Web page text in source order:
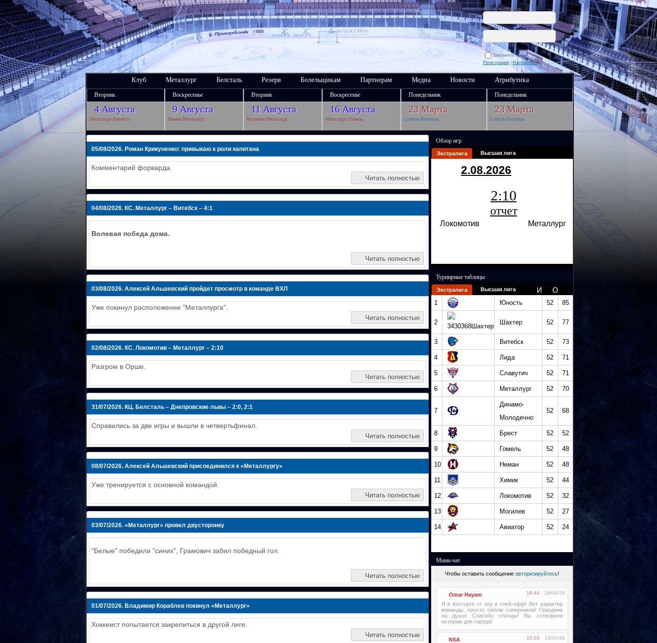
Имя пользователя:
Пароль:
Запомнить меня
Регистрация| Напомнить?
Клуб Металлург Белсталь Резерв Болельщикам Партнерам Медиа Новости Атрибутика
Вторник Воскресенье Вторник Воскресенье Понедельник Понедельник
4 Августа 9 Августа 11 Августа 16 Августа 23 Марта 23 Марта
Металлург-Витебск Химик-Металлург Могилев-Металлург Металлург-Гомель Соболь-Белсталь Соболь-Белсталь
05/08/2026. Роман Крикуненко: привыкаю к роли капитана
Комментарий форварда.
Читать полностью
04/08/2026. КС. Металлург – Витебск – 4:1
Волевая победа дома.
Читать полностью
03/08/2026. Алексей Альшевский пройдет просмотр в команде ВХЛ
Уже покинул расположение "Металлурга".
Читать полностью
02/08/2026. КС. Локомотив – Металлург – 2:10
Разгром в Орше.
Читать полностью
31/07/2026. КЦ. Белсталь – Днепровские львы – 2:0, 2:1
Справились за две игры и вышли в четвертьфинал.
Читать полностью
08/07/2026. Алексей Альшевский присоединился к «Металлургу»
Уже тренируется с основной командой.
Читать полностью
03/07/2026. «Металлург» провел двусторонку
"Белые" победили "синих", Грамович забил победный гол.
Читать полностью
01/07/2026. Владимир Кораблев покинул «Металлург»
Хоккеист попытается закрепиться в другой лиге.
Читать полностью
Обзор игр
Экстралига Высшая лига
2.08.2026
2:10
отчет
Локомотив Металлург
Турнирные таблицы
Экстралига Высшая лига И О
1 Юность 52 85
2 Шахтер 52 77
3 Витебск 52 73
4 Лида 52 71
5 Славутич 52 71
6 Металлург 52 70
7
Динамо-
Молодечно
52 68
8 Брест 52 52
9 Гомель 52 48
10 Неман 52 48
11 Химик 52 44
12 Локомотив 52 32
13 Могилев 52 27
14 Авиатор 52 24
Мини-чат
Чтобы оставить сообщение авторизируйтесь!
Omar Hayam 26/04/26
19:44
Я в восторге от игр в плей-офф! Вот характер
команды, просто смяли соперников! Праздник
на душе! Спасибо хлопцы! Вы сотворили
историю для города!
NSA 13/04/26
15:03